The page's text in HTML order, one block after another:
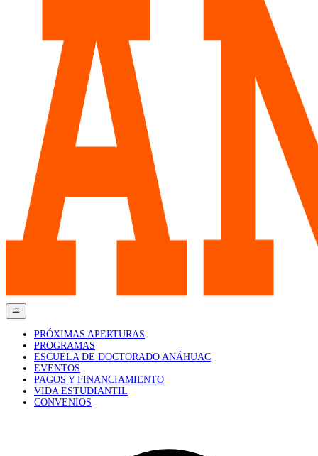
PRÓXIMAS APERTURAS
PROGRAMAS
ESCUELA DE DOCTORADO ANÁHUAC
EVENTOS
PAGOS Y FINANCIAMIENTO
VIDA ESTUDIANTIL
CONVENIOS